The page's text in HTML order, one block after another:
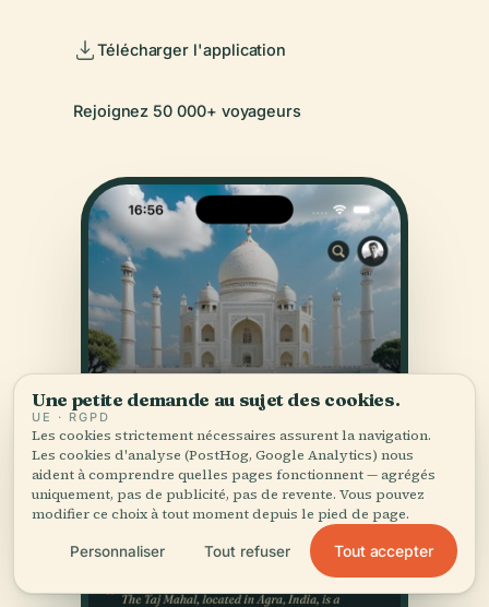
Télécharger l'application
Rejoignez 50 000+ voyageurs
Une petite demande au sujet des cookies.
UE · RGPD
Les cookies strictement nécessaires assurent la navigation.
Les cookies d'analyse (PostHog, Google Analytics) nous
aident à comprendre quelles pages fonctionnent — agrégés
uniquement, pas de publicité, pas de revente. Vous pouvez
modifier ce choix à tout moment depuis le pied de page.
Personnaliser Tout refuser Tout accepter